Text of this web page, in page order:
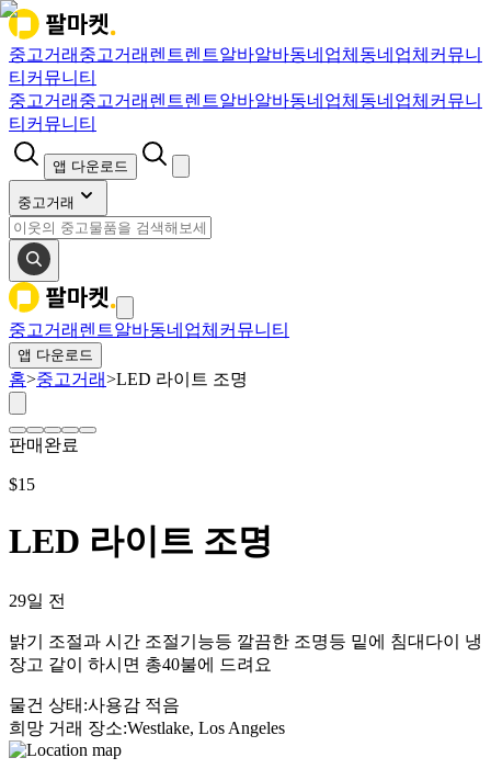
중고거래 중고거래 렌트렌트알바알바동네업체 동네업체 커뮤니
티 커뮤니티
중고거래 중고거래 렌트렌트알바알바동네업체 동네업체 커뮤니
티 커뮤니티
앱 다운로드
중고거래
중고거래 렌트알바동네업체 커뮤니티
앱 다운로드
홈>중고거래>LED 라이트 조명
판매완료
$15
LED 라이트 조명
29일 전
밝기 조절과 시간 조절기능등 깔끔한 조명등 밑에 침대다이 냉
장고 같이 하시면 총40불에 드려요
물건 상태 :사용감 적음
희망 거래 장소:Westlake, Los Angeles